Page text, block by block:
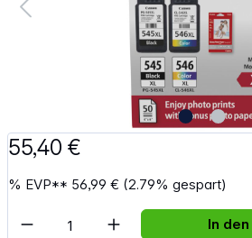
55,40 €
% EVP** 56,99 € (2.79% gespart)
Artikel Anzahl: Gib den
In